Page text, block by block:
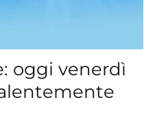
oggi venerdì